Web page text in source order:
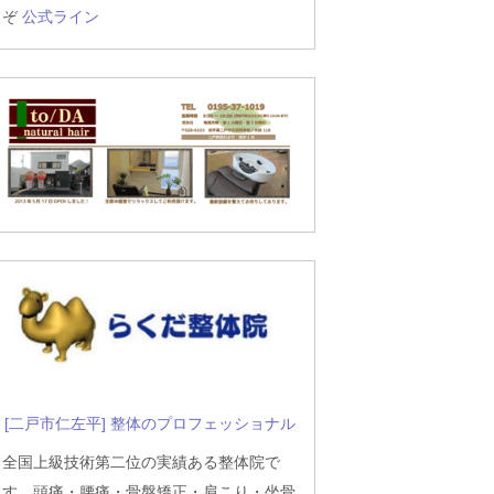
ぞ 公式ライン
[二戸市仁左平] 整体のプロフェッショナル
全国上級技術第二位の実績ある整体院で